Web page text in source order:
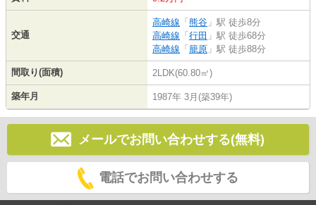
交通
高崎線 「 熊谷 」駅 徒歩8分
高崎線 「 行田 」駅 徒歩68分
高崎線 「 籠原 」駅 徒歩88分
間取り(面積) 2LDK(60.80㎡)
築年月 1987年 3月(築39年)
メールでお問い合わせする(無料)
電話でお問い合わせする